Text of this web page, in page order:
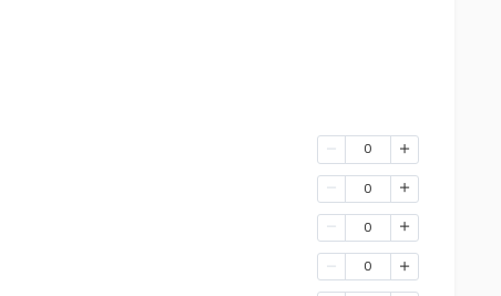
0
0
0
0